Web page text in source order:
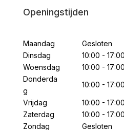
Openingstijden
Maandag
Gesloten
Dinsdag
10:00 - 17:00
Woensdag
10:00 - 17:00
Donderda
g
10:00 - 17:00
Vrijdag
10:00 - 17:00
Zaterdag
10:00 - 17:00
Zondag
Gesloten